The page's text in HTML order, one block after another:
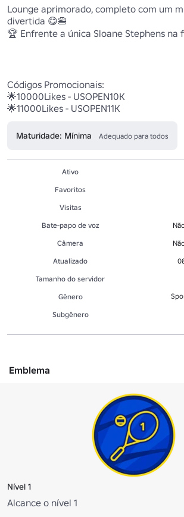
Lounge aprimorado, completo com um
divertida 😋🍔
🏆 Enfrente a única Sloane Stephens na
Códigos Promocionais:
🌟10000Likes - USOPEN10K
🌟11000Likes - USOPEN11K
Maturidade: Mínima Adequado para todos
Ativo
Favoritos
Visitas
Bate-papo de voz
Câmera
Atualizado
Tamanho do servidor
Gênero
Subgênero
Emblema
Nível 1
Alcance o nível 1